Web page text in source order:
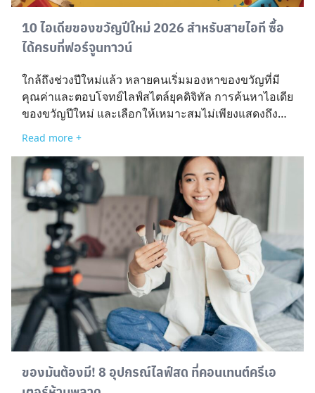
Search
for:
10 ไอเดียของขวัญปีใหม่ 2026 สำหรับสายไอที ซื้อ
ได้ครบที่ฟอร์จูนทาวน์
ใกล้ถึงช่วงปีใหม่แล้ว หลายคนเริ่มมองหาของขวัญที่มี
คุณค่าและตอบโจทย์ไลฟ์สไตล์ยุคดิจิทัล การค้นหาไอเดีย
ของขวัญปีใหม่ และเลือกให้เหมาะสมไม่เพียงแสดงถึง
ความใส่ใจ แต่ยังสะท้อนรสนิยมและความเข้าใจใน
ความต้องการของผู้รับด้วย บทความนี้เราจึงได้รวบรวม
10 ไอเดีย ของขวัญปีใหม่ 2026 สำหรับสายไอที ที่
สามารถหาซื้อได้ครบจบในที่เดียวที่ฟอร์จูนทาวน์ เพื่อ
ช่วยให้คุณตัดสินใจเลือกซื้อได้ง่ายมาแนะนำ วิธีเลือก
ของขวัญให้ถูกใจสายไอที การเลือกของขวัญสำหรับสาย
ไอทีอาจดูเป็นเรื่องท้าทาย เพราะต้องคำนึงถึงทั้งดีไซน์
ฟังก์ชันการใช้งาน และความคุ้มค่า การทำความเข้าใจ
แนวทางพิจารณาไอเดียของขวัญปีใหม่จึงเป็นสิ่งสำคัญ
ซึ่งมีอะไรบ้างที่ต้องใส่ใจ เรามีไกด์ไลน์ที่จะช่วยให้คุณ
เปรียบเทียบและตัดสินใจเลือกสิ่งที่ใช่ได้อย่างมั่นใจมา
เป็นตัวช่วย ดูจากไลฟ์สไตล์ผู้รับ ก่อนการพิจารณาว่าจะ
เลือกไอเดียของขวัญปีใหม่ประเภทไหนนั้น ควรเริ่มจาก
การทำความเข้าใจไลฟ์สไตล์ของผู้รับเป็นอันดับแรก เช่น
หากเป็นคนทำงานด้านเทคโนโลยี อุปกรณ์เสริมสำหรับ
คอมพิวเตอร์หรืออุปกรณ์ที่ช่วยเพิ่มประสิทธิภาพการ
Read more +
ของมันต้องมี! 8 อุปกรณ์ไลฟ์สด ที่คอนเทนต์ครีเอ